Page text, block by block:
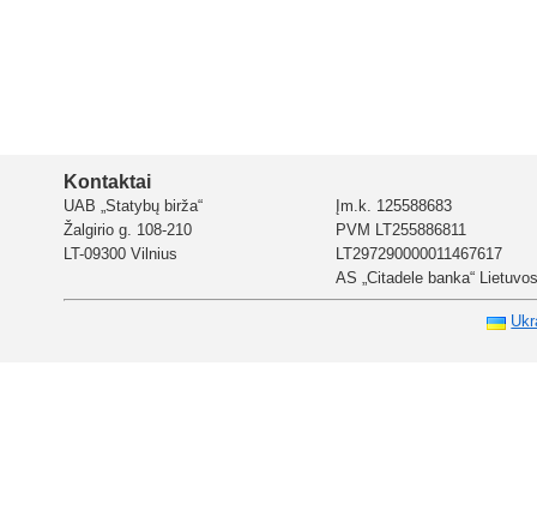
Kontaktai
UAB „Statybų birža“
Žalgirio g. 108-210
LT-09300 Vilnius
Įm.k. 125588683
PVM LT255886811
LT297290000011467617
AS „Citadele banka“